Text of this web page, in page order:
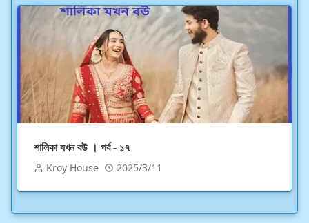
শালিকা যখন বউ । পর্ব - ১৭
Kroy House 2025/3/11